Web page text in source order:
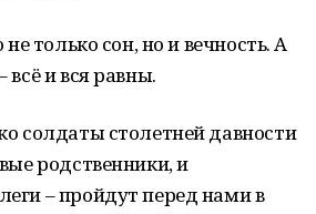
только сон, но и вечность. А
всё и вся равны.
солдаты столетней давности
родственники, и
– пройдут перед нами в